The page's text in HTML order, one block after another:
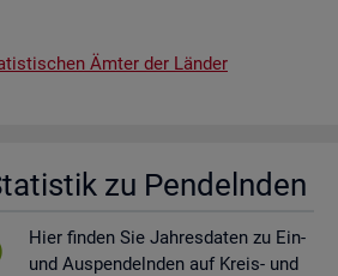
Ämter der Län­der
zu Pen­deln­den
Hier fin­den Sie Jah­res­da­ten zu Ein-
und Aus­pen­deln­den auf Kreis- und